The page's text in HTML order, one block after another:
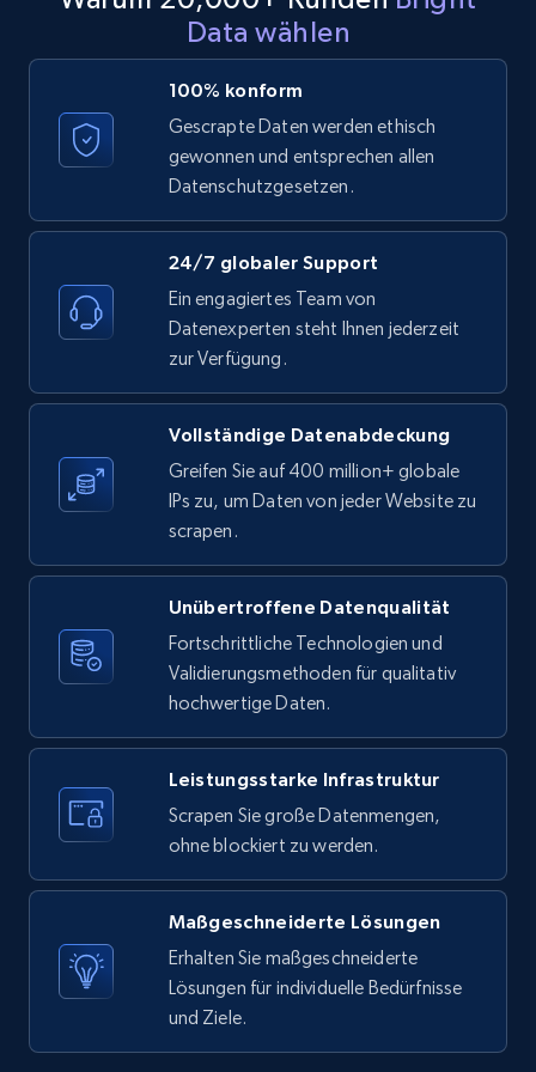
LinkedIn posts - Discover posts by Profile
URL
URL, ID, User id, Use url, Title, Headline, Post
text, Date posted, and more.
1.5K+ Gratis testen
LinkedIn posts - Discover new posts
company URL
text, Date posted, and more.
11.3K+ 1.5K+ Gratis testen
ID, User posted, Name, Description, Date
posted, Photos, URL, Quoted post, and more.
1.2K+ Gratis testen
X (formerly Twitter) - Posts - Collecting
ID, User posted, Name, Description, Date
posted, Photos, URL, Quoted post, and more.
10.3K+ 1.2K+ Gratis testen
Data wählen
100% konform
Gescrapte Daten werden ethisch
gewonnen und entsprechen allen
Datenschutzgesetzen.
24/7 globaler Support
Ein engagiertes Team von
Datenexperten steht Ihnen jederzeit
zur Verfügung.
Vollständige Datenabdeckung
Greifen Sie auf 400 million+ globale
IPs zu, um Daten von jeder Website zu
scrapen.
Unübertroffene Datenqualität
Fortschrittliche Technologien und
Validierungsmethoden für qualitativ
hochwertige Daten.
Leistungsstarke Infrastruktur
Scrapen Sie große Datenmengen,
ohne blockiert zu werden.
Maßgeschneiderte Lösungen
Erhalten Sie maßgeschneiderte
Lösungen für individuelle Bedürfnisse
und Ziele.